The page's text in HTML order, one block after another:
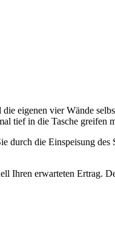
eigenen vier Wände
tief in die Tasche greifen
durch die Einspeisung des
Ihren erwarteten Ertrag.